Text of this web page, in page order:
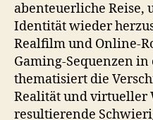
abenteuerliche Reise,
Identität wieder
Realfilm und Online-
Gaming-Sequenzen
thematisiert die
Realität und virtueller
resultierende